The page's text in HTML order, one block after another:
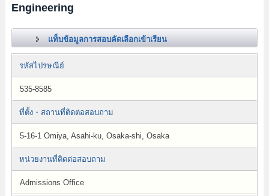
Engineering
แท็บข้อมูลการสอบคัดเลือกเข้าเรียน
รหัสไปรษณีย์
535-8585
ที่ตั้ง・สถานที่ติดต่อสอบถาม
5-16-1 Omiya, Asahi-ku, Osaka-shi, Osaka
หน่วยงานที่ติดต่อสอบถาม
Admissions Office